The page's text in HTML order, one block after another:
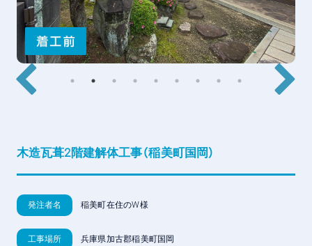
木造瓦葺2階建解体工事（稲美町国岡）
発注者名 稲美町在住のW様
工事場所 兵庫県加古郡稲美町国岡